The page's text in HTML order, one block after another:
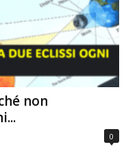
non
0